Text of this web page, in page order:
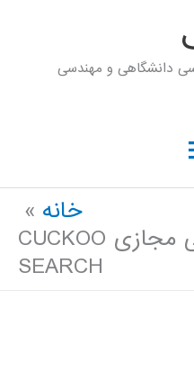
دانشگاهی و مهندسی
خانه
دوره آموزشی مجازی CUCKOO
SEARCH